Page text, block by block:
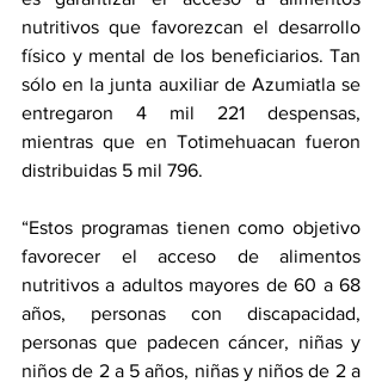
nutritivos que favorezcan el desarrollo
físico y mental de los beneficiarios. Tan
sólo en la junta auxiliar de Azumiatla se
entregaron 4 mil 221 despensas,
mientras que en Totimehuacan fueron
distribuidas 5 mil 796.
“Estos programas tienen como objetivo
favorecer el acceso de alimentos
nutritivos a adultos mayores de 60 a 68
años, personas con discapacidad,
personas que padecen cáncer, niñas y
niños de 2 a 5 años, niñas y niños de 2 a